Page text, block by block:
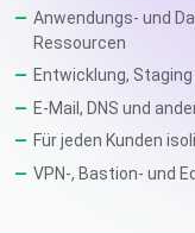
Anwendungs- und
Ressourcen
Entwicklung,
E-Mail, DNS und
Für jeden Kunden
VPN-, Bastion- und